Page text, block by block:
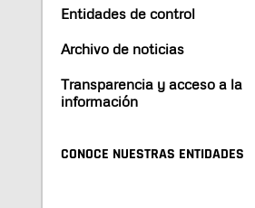
Entidades de control
Archivo de noticias
Transparencia y acceso a la
información
CONOCE NUESTRAS ENTIDADES